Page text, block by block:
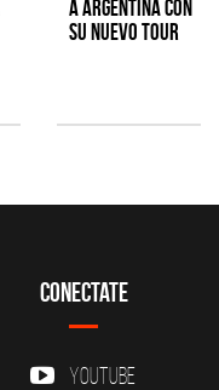
a Argentina con
su nuevo tour
Conectate
YouTube